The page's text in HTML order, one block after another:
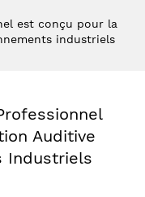
est conçu pour la
industriels
Auditive
Industriels